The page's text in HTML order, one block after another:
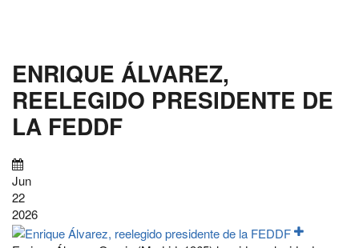
A
LA
NAVEGACIÓN
ENRIQUE ÁLVAREZ,
REELEGIDO PRESIDENTE DE
LA FEDDF
Jun
22
2026